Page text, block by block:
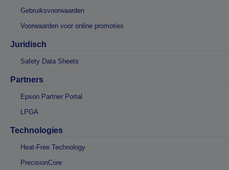
Gebruiksvoorwaarden
Voorwaarden voor online promoties
Juridisch
Safety Data Sheets
Partners
Epson Partner Portal
LPGA
Technologies
Heat-Free Technology
PrecisionCore